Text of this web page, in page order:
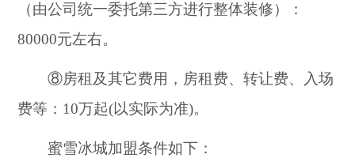
（由公司统一委托第三方进行整体装修）：
80000元左右。
⑧房租及其它费用，房租费、转让费、入场
费等：10万起(以实际为准)。
蜜雪冰城加盟条件如下：